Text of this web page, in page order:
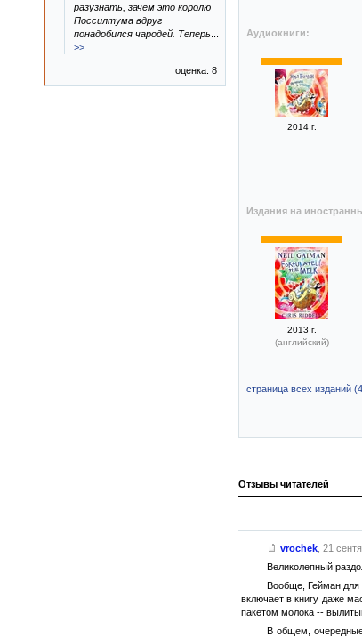
Аудиокниги:
2014 г.
Издания на
2013 г.
(английский)
страница всех изданий
Отзывы читателей
vrochek, 21
Великолепный
Вообще, Гейман для
включает в книгу даже
пакетом молока --
В общем,
разузнать, зачем это королю
Поссилтума вдруг
понадобился чародей. Теперь
>>
оценка: 8